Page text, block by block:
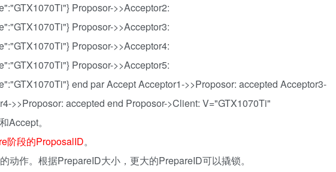
Proposor->>Acceptor2:
Proposor->>Acceptor3:
Proposor->>Acceptor4:
Proposor->>Acceptor5:
end par Accept Acceptor1->>Proposor: accepted Acceptor3-
>>Proposor: accepted end Proposor->Client: V="GTX1070Ti"
Accept。
阶段的ProposalID。
动作。根据PrepareID大小，更大的PrepareID可以撬锁。